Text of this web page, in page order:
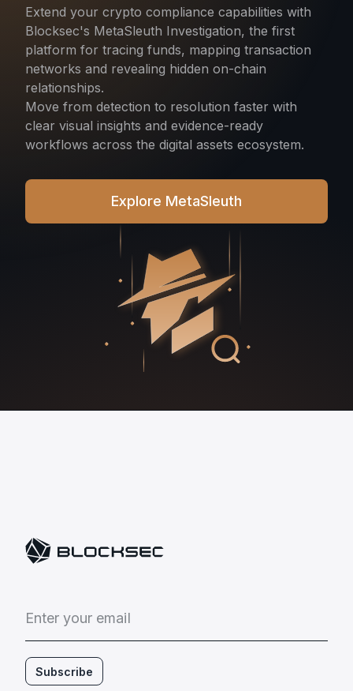
Extend your crypto compliance capabilities with
Blocksec's MetaSleuth Investigation, the first
platform for tracing funds, mapping transaction
networks and revealing hidden on-chain
relationships.
Move from detection to resolution faster with
clear visual insights and evidence-ready
workflows across the digital assets ecosystem.
Explore MetaSleuth
Enter your email
Subscribe